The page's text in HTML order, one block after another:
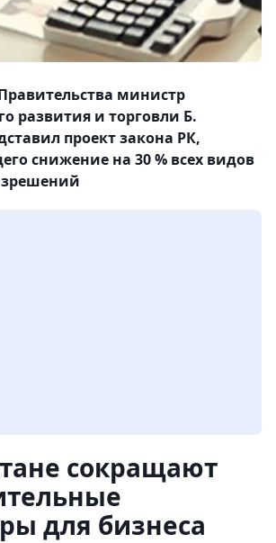
министр
развития и торговли Б.
проект закона РК,
снижение на 30 % всех видов
сокращают
для бизнеса